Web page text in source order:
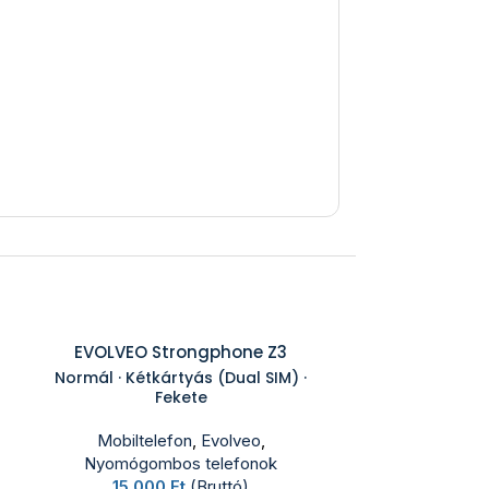
EVOLVEO Strongphone Z3
Normál · Kétkártyás (Dual SIM) ·
Fekete
Mobiltelefon, Evolveo,
Nyomógombos telefonok